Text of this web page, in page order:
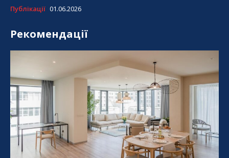
Публікації 01.06.2026
Рекомендації